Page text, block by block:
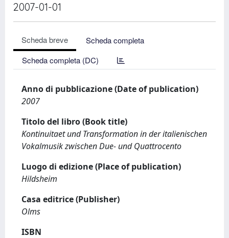
2007-01-01
Scheda breve
Scheda completa
Scheda completa (DC)
Anno di pubblicazione (Date of publication)
2007
Titolo del libro (Book title)
Kontinuitaet und Transformation in der italienischen
Vokalmusik zwischen Due- und Quattrocento
Luogo di edizione (Place of publication)
Hildsheim
Casa editrice (Publisher)
Olms
ISBN